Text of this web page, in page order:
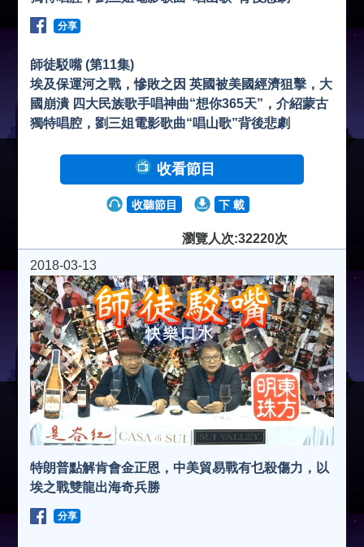
分享
師徒駁嘴 (第11集)
埃及保運河之戰，慘敗之因 英國被美國經濟狙擊，大
國崩潰 四大民族歌手唱神曲“想你365天”，介紹蒙古
獨特唱腔，劉三姐電影歌曲“唱山歌”背後悲劇
收看節目
收聽節目 下 載
瀏覽人次:32220次
2018-03-13
特朗普點解肯會金正恩，中美貿易戰有乜殺傷力，以
埃之戰雙龍出海奇兵勝
分享